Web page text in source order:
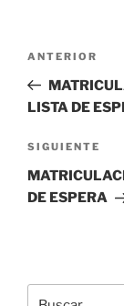
entradas
Entrada
anterior:
ANTERIOR
LISTA DE
Siguiente
entrada
SIGUIENTE
DE ESPERA